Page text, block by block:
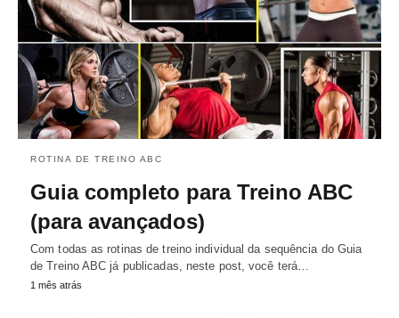
ROTINA DE TREINO ABC
Guia completo para Treino ABC
(para avançados)
Com todas as rotinas de treino individual da sequência do Guia
de Treino ABC já publicadas, neste post, você terá…
1 mês atrás